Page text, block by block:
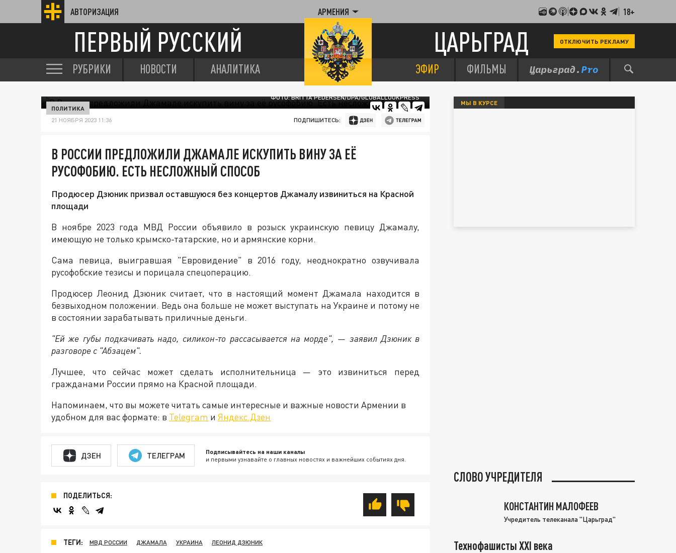
АВТОРИЗАЦИЯ АРМЕНИЯ 18+
ПЕРВЫЙ РУССКИЙ ЦАРЬГРАД ОТКЛЮЧИТЬ РЕКЛАМУ
РУБРИКИ НОВОСТИ АНАЛИТИКА ЭФИР ФИЛЬМЫ
ФОТО: BRITTA PEDERSEN/DPA/GLOBALLOOKPRESS
ПОЛИТИКА
21 НОЯБРЯ 2023 11:36 ПОДПИШИТЕСЬ:
В РОССИИ ПРЕДЛОЖИЛИ ДЖАМАЛЕ ИСКУПИТЬ ВИНУ ЗА ЕЁ
РУСОФОБИЮ. ЕСТЬ НЕСЛОЖНЫЙ СПОСОБ
Продюсер Дзюник призвал оставшуюся без концертов Джамалу извиниться на Красной
площади
В ноябре 2023 года МВД России объявило в розыск украинскую певицу Джамалу,
имеющую не только крымско-татарские, но и армянские корни.
Сама певица, выигравшая "Евровидение" в 2016 году, неоднократно озвучивала
русофобские тезисы и порицала спецоперацию.
Продюсер Леонид Дзюник считает, что в настоящий момент Джамала находится в
безвыходном положении. Ведь она больше не может выступать на Украине и потому не
в состоянии зарабатывать приличные деньги.
"Ей же губы подкачивать надо, силикон-то рассасывается на морде", — заявил Дзюник в
разговоре с "Абзацем".
Лучшее, что сейчас может сделать исполнительница — это извиниться перед
гражданами России прямо на Красной площади.
Напоминаем, что вы можете читать самые интересные и важные новости Армении в
удобном для вас формате: в Telegram и Яндекс.Дзен
ДЗЕН ТЕЛЕГРАМ Подписывайтесь на наши каналы
и первыми узнавайте о главных новостях и важнейших событиях дня.
ПОДЕЛИТЬСЯ:
ТЕГИ: МВД РОССИИ ДЖАМАЛА УКРАИНА ЛЕОНИД ДЗЮНИК
МЫ В КУРСЕ
СЛОВО УЧРЕДИТЕЛЯ
КОНСТАНТИН МАЛОФЕЕВ
Учредитель телеканала "Царьград"
Технофашисты XXI века